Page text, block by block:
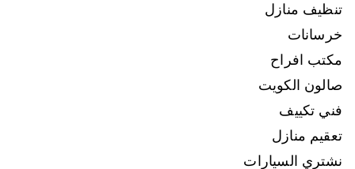
تنظيف منازل
خرسانات
مكتب افراح
صالون الكويت
فني تكييف
تعقيم منازل
نشتري السيارات